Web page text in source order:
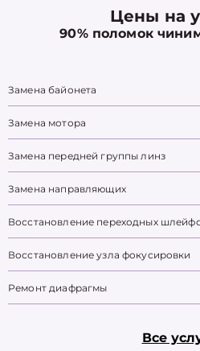
Цены на
90% поломок
Замена байонета
Замена мотора
Замена передней группы линз
Замена направляющих
Восстановление переходных
Восстановление узла фокусировки
Ремонт диафрагмы
Все